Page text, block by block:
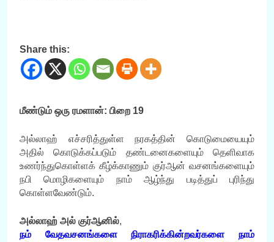
Share this:
மீண்டும் ஒரு ரமளான்: பிறை 19
அல்லாஹ் எச்சரித்துள்ள நரகத்தின் கொடுமையையும்
அதில் கொடுக்கப்படும் தண்டனைகளையும் தெளிவாக
உணர்ந்துகொள்ளக் கீழ்க்காணும் குர்ஆன் வசனங்களையும்
நபி மொழிகளையும் நாம் ஆழ்ந்து படித்துப் புரிந்து
கொள்ளவேண்டும்.
அல்லாஹ் அல் குர்ஆனில்,
நம் வேதவசனங்களை நிராகரிக்கின்றவர்களை நாம்